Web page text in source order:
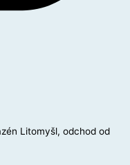
Litomyšl, odchod od